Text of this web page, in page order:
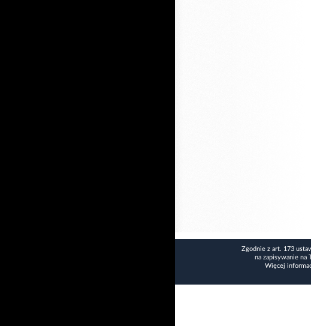
Zgodnie z art. 173
na zapisywanie na
Więcej